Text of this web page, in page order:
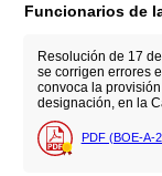
Funcionarios de
Resolución de 17
se corrigen errores
convoca la
designación, en la
PDF (BOE-A-